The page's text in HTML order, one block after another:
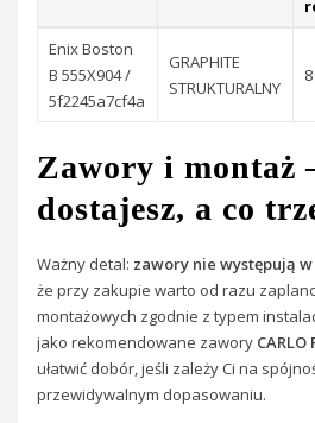
Enix Boston
B 555X904 /
5f2245a7cf4a
GRAPHITE
STRUKTURALNY
Zawory i montaż
dostajesz, a co
Ważny detal: zawory nie występują
że przy zakupie warto od razu
montażowych zgodnie z typem
jako rekomendowane zawory CARLO
ułatwić dobór, jeśli zależy Ci na
przewidywalnym dopasowaniu.